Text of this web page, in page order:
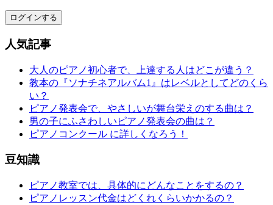
ログインする
人気記事
大人のピアノ初心者で、上達する人はどこが違う？
教本の『ソナチネアルバム1』はレベルとしてどのくら
い？
ピアノ発表会で、やさしいが舞台栄えのする曲は？
男の子にふさわしいピアノ発表会の曲は？
ピアノコンクール に詳しくなろう！
豆知識
ピアノ教室では、具体的にどんなことをするの？
ピアノレッスン代金はどくれくらいかかるの？